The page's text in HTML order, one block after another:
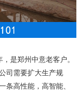
是郑州中意老客户。
司需要扩大生产规
条高性能，高智能、